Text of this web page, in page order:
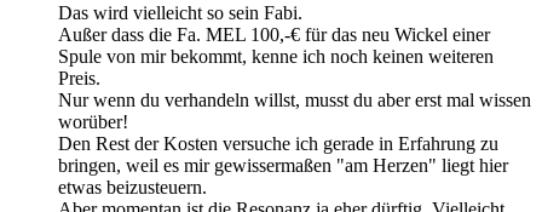
Das wird vielleicht so sein Fabi.
Außer dass die Fa. MEL 100,-€ für das neu Wickel einer
Spule von mir bekommt, kenne ich noch keinen weiteren
Preis.
Nur wenn du verhandeln willst, musst du aber erst mal wissen
worüber!
Den Rest der Kosten versuche ich gerade in Erfahrung zu
bringen, weil es mir gewissermaßen "am Herzen" liegt hier
etwas beizusteuern.